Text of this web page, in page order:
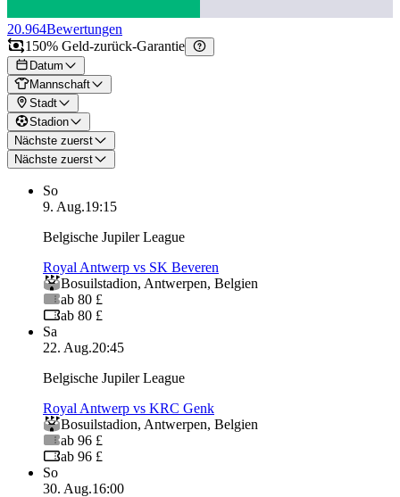
20.964Bewertungen
150% Geld-zurück-Garantie
Datum
Mannschaft
Stadt
Stadion
Nächste zuerst
Nächste zuerst
So
9. Aug.19:15
Belgische Jupiler League
Royal Antwerp vs SK Beveren
Bosuilstadion, Antwerpen, Belgien
ab 80 £
ab 80 £
Sa
22. Aug.20:45
Belgische Jupiler League
Royal Antwerp vs KRC Genk
Bosuilstadion, Antwerpen, Belgien
ab 96 £
ab 96 £
So
30. Aug.16:00